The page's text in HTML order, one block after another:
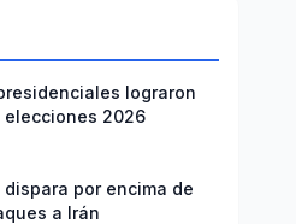
lograron
2026
por encima de
a Irán